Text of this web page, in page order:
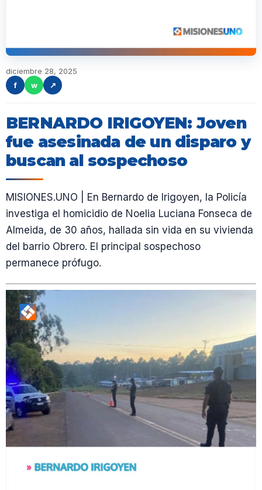
diciembre 28, 2025
f
w ↗
BERNARDO IRIGOYEN: Joven
fue asesinada de un disparo y
buscan al sospechoso
MISIONES.UNO | En Bernardo de Irigoyen, la Policía
investiga el homicidio de Noelia Luciana Fonseca de
Almeida, de 30 años, hallada sin vida en su vivienda
del barrio Obrero. El principal sospechoso
permanece prófugo.